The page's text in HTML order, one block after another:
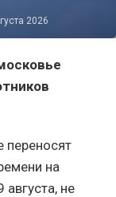
2026
переносят
на
августа, не